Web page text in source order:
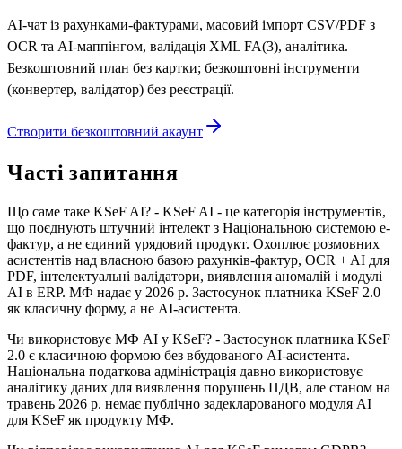
AI-чат із рахунками-фактурами, масовий імпорт CSV/PDF з
OCR та AI-маппінгом, валідація XML FA(3), аналітика.
Безкоштовний план без картки; безкоштовні інструменти
(конвертер, валідатор) без реєстрації.
Створити безкоштовний акаунт
Часті запитання
Що саме таке KSeF AI? - KSeF AI - це категорія інструментів,
що поєднують штучний інтелект з Національною системою е-
фактур, а не єдиний урядовий продукт. Охоплює розмовних
асистентів над власною базою рахунків-фактур, OCR + AI для
PDF, інтелектуальні валідатори, виявлення аномалій і модулі
AI в ERP. МФ надає у 2026 р. Застосунок платника KSeF 2.0
як класичну форму, а не AI-асистента.
Чи використовує МФ AI у KSeF? - Застосунок платника KSeF
2.0 є класичною формою без вбудованого AI-асистента.
Національна податкова адміністрація давно використовує
аналітику даних для виявлення порушень ПДВ, але станом на
травень 2026 р. немає публічно задекларованого модуля AI
для KSeF як продукту МФ.